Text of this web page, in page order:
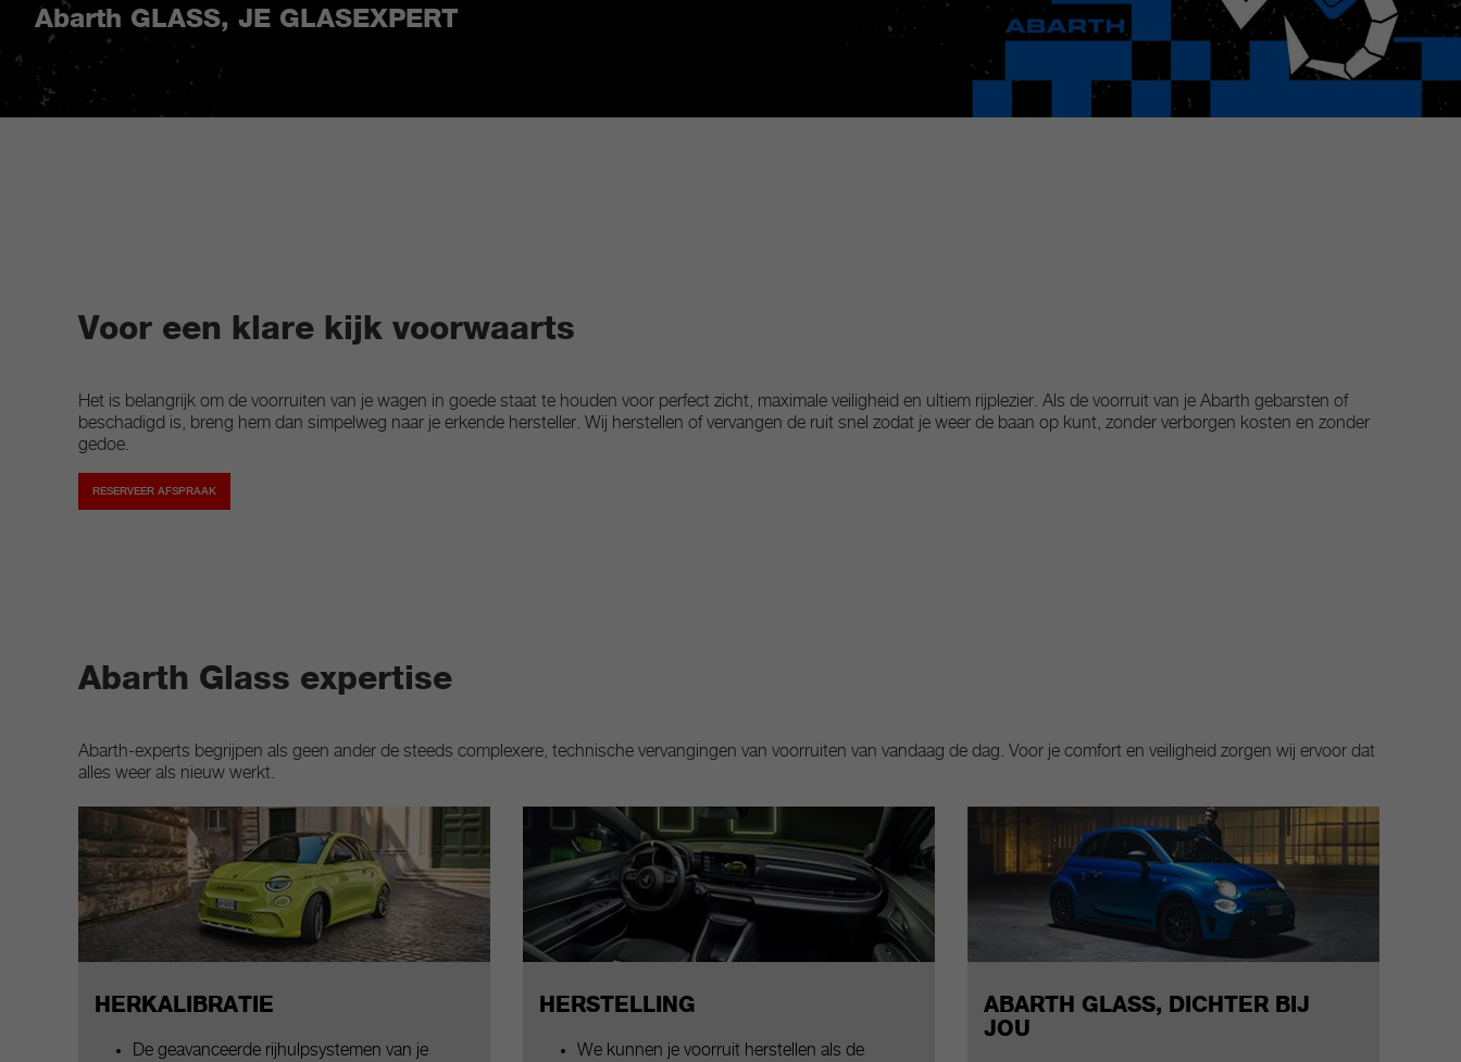
Abarth GLASS, JE GLASEXPERT
Voor een klare kijk voorwaarts
Het is belangrijk om de voorruiten van je wagen in goede staat te houden voor perfect zicht, maximale veiligheid en ultiem rijplezier. Als de voorruit van je Abarth gebarsten of
beschadigd is, breng hem dan simpelweg naar je erkende hersteller. Wij herstellen of vervangen de ruit snel zodat je weer de baan op kunt, zonder verborgen kosten en zonder
gedoe.
RESERVEER AFSPRAAK
Abarth Glass expertise
Abarth-experts begrijpen als geen ander de steeds complexere, technische vervangingen van voorruiten van vandaag de dag. Voor je comfort en veiligheid zorgen wij ervoor dat
alles weer als nieuw werkt.
HERKALIBRATIE
De geavanceerde rijhulpsystemen van je
HERSTELLING
We kunnen je voorruit herstellen als de
ABARTH GLASS, DICHTER BIJ
JOU